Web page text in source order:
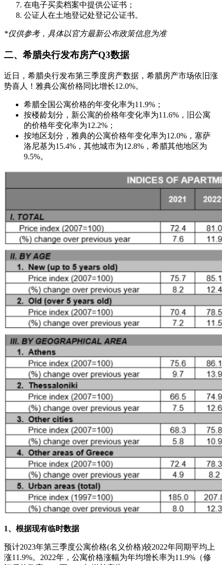
在电子买卖档案中提供公证书；
公证人在土地登记处登记公证书。
*仅供参考，具体以官方最新公布政策信息为准
二、希腊央行发布房产Q3数据
近日，希腊央行发布第三季度房产数据，希腊房产市场依旧涨
势喜人！雅典公寓价格同比增长12.0%。
希腊全国公寓价格的年变化率为11.9%；
按楼龄划分，新公寓的价格年变化率为11.6%，旧公寓
的价格年变化率为12.2%；
按地区划分，雅典的公寓价格年变化率为12.0%，塞萨
洛尼基为15.4%，其他城市为12.8%，希腊其他地区为
9.5%。
1、根据现有临时数据
预计2023年第三季度公寓价格(名义价格)较2022年同期平均上
涨11.9%。2022年，公寓价格涨幅为年均增长率为11.9%（修